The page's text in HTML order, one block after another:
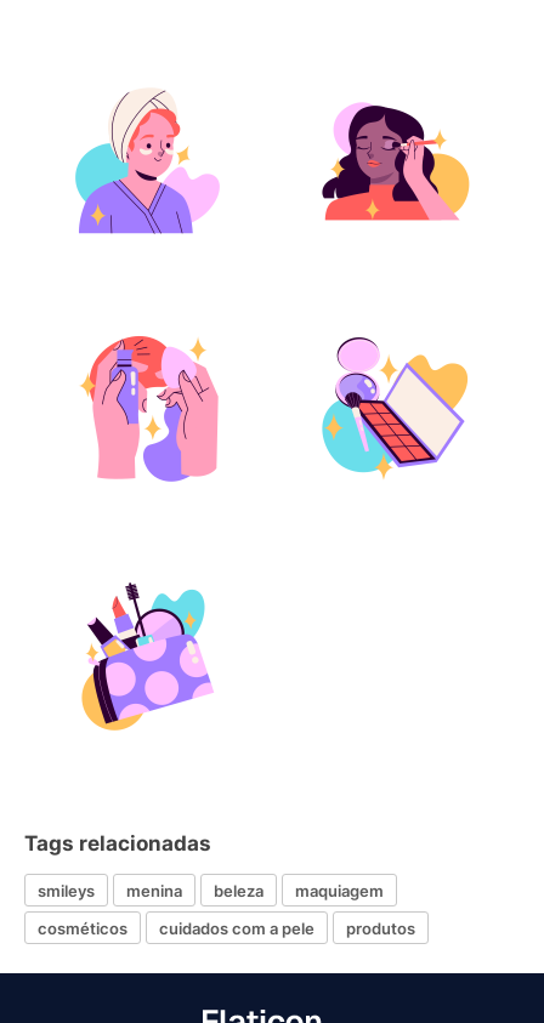
Tags relacionadas
smileys menina beleza
maquiagem
cosméticos
cuidados com a pele produtos